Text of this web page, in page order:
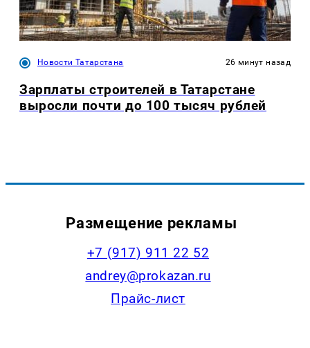
Новости Татарстана 26 минут назад
Зарплаты строителей в Татарстане
выросли почти до 100 тысяч рублей
Размещение рекламы
+7 (917) 911 22 52
andrey@prokazan.ru
Прайс-лист